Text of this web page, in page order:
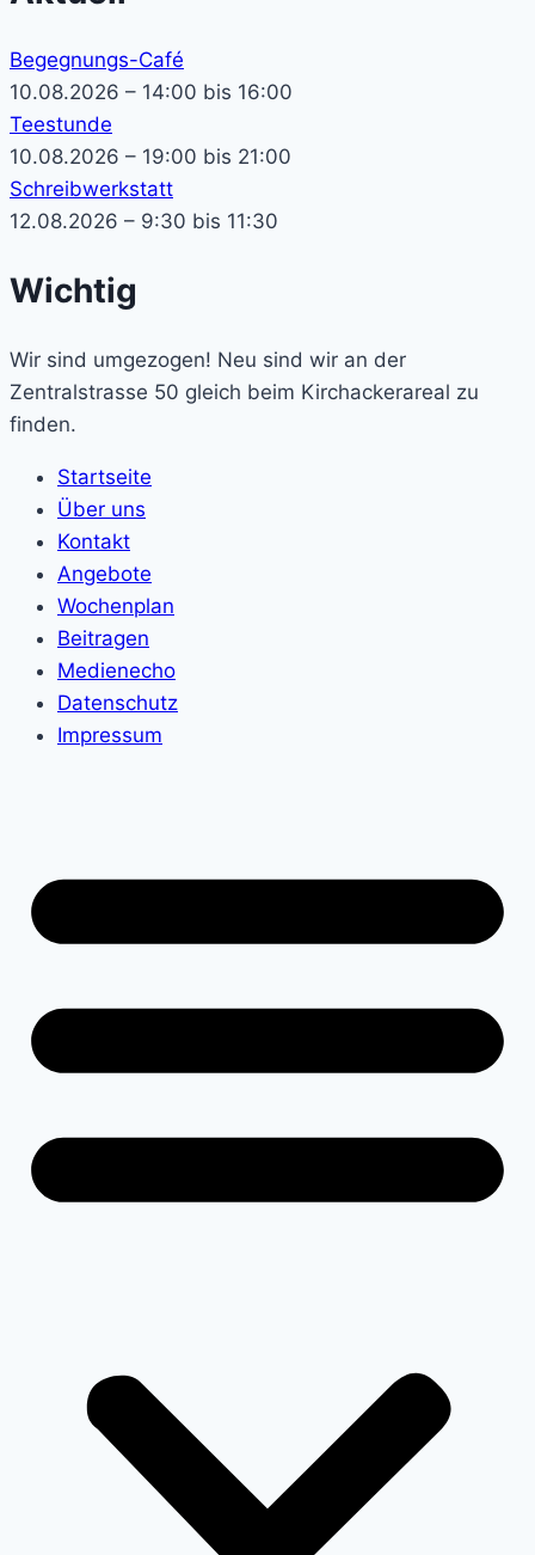
Begegnungs-Café
10.08.2026 – 14:00 bis 16:00
Teestunde
10.08.2026 – 19:00 bis 21:00
Schreibwerkstatt
12.08.2026 – 9:30 bis 11:30
Wichtig
Wir sind umgezogen! Neu sind wir an der
Zentralstrasse 50 gleich beim Kirchackerareal zu
finden.
Startseite
Über uns
Kontakt
Angebote
Wochenplan
Beitragen
Medienecho
Datenschutz
Impressum